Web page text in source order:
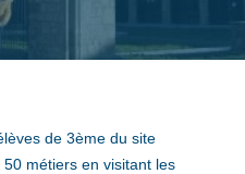
de 3ème du site
métiers en visitant les